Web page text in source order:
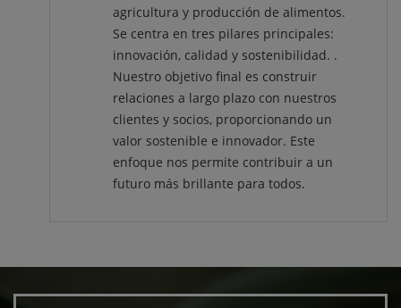
agricultura y producción de alimentos.
Se centra en tres pilares principales:
innovación, calidad y sostenibilidad. .
Nuestro objetivo final es construir
relaciones a largo plazo con nuestros
clientes y socios, proporcionando un
valor sostenible e innovador. Este
enfoque nos permite contribuir a un
futuro más brillante para todos.